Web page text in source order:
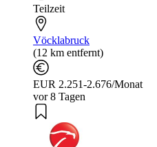
Teilzeit
Vöcklabruck
(12 km entfernt)
EUR 2.251-2.676/Monat
vor 8 Tagen